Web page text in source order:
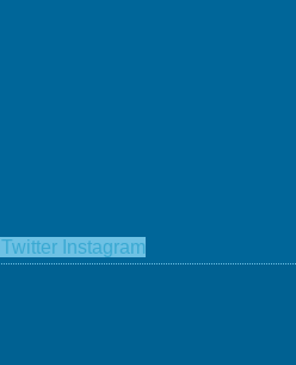
Twitter Instagram